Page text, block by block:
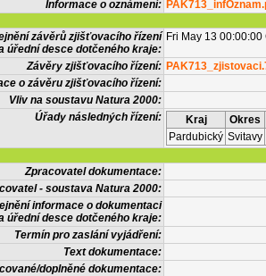
Informace o oznámení:
závěrů zjišťovacího řízení
úřední desce dotčeného kraje:
Fri May 13 00:00:00
Závěry zjišťovacího řízení:
o závěru zjišťovacího řízení:
Vliv na soustavu Natura 2000:
Úřady následných řízení:
Kraj Okres
Pardubický Svitavy
Zpracovatel dokumentace:
- soustava Natura 2000:
informace o dokumentaci
úřední desce dotčeného kraje:
Termín pro zaslání vyjádření:
Text dokumentace:
doplněné dokumentace: